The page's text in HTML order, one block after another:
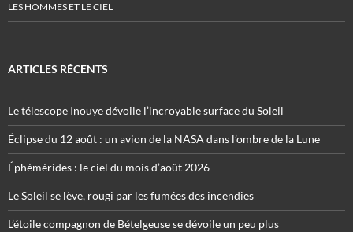
LES HOMMES ET LE CIEL
ARTICLES RÉCENTS
Le télescope Inouye dévoile l’incroyable surface du Soleil
Éclipse du 12 août : un avion de la NASA dans l’ombre de la Lune
Éphémérides : le ciel du mois d’août 2026
Le Soleil se lève, rougi par les fumées des incendies
L’étoile compagnon de Bételgeuse se dévoile un peu plus